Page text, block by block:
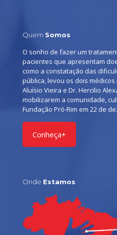
Quem Somos
O sonho de fazer um
pacientes que apresentam
como a constatação das
pública, levou os dois médicos
Aluísio Vieira e Dr. Hercilio
mobilizarem a comunidade,
Fundação Pró-Rim em 22 de
Conheça+
Onde Estamos